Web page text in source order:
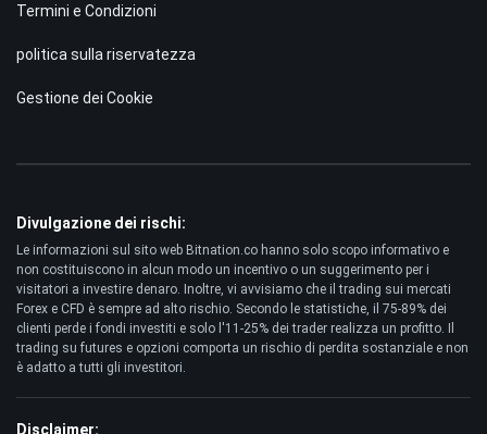
Termini e Condizioni
politica sulla riservatezza
Gestione dei Cookie
Divulgazione dei rischi:
Le informazioni sul sito web Bitnation.co hanno solo scopo informativo e
non costituiscono in alcun modo un incentivo o un suggerimento per i
visitatori a investire denaro. Inoltre, vi avvisiamo che il trading sui mercati
Forex e CFD è sempre ad alto rischio. Secondo le statistiche, il 75-89% dei
clienti perde i fondi investiti e solo l'11-25% dei trader realizza un profitto. Il
trading su futures e opzioni comporta un rischio di perdita sostanziale e non
è adatto a tutti gli investitori.
Disclaimer: